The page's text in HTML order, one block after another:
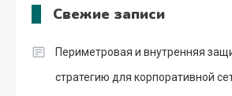
Свежие записи
Периметровая и внутренняя
стратегию для корпоративной